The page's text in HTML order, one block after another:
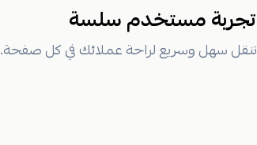
تجربة مستخدم سلسة
تنقل سهل وسريع لراحة عملائك في كل صفحة.